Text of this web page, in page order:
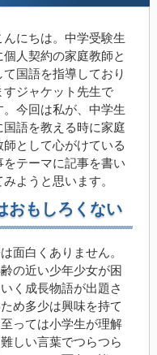
んにちは。中学受験生
個人契約の家庭教師と
て国語を指導しており
すジャケット先生で
。今回は私が、中学生
国語を教える時に家庭
師として心がけている
をテーマに記事を書い
みようと思います。
おもしろくない
面白くありません。
の近い少年少女が困
く成長物語が出題さ
め多少は興味を持て
っては小学生が理解
しい言葉でつらつら